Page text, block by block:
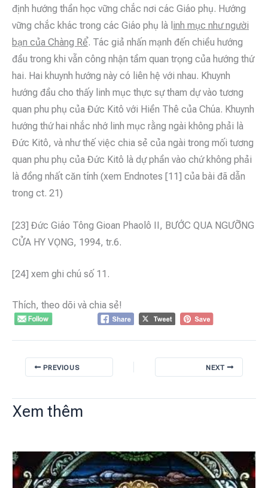
định hướng thần học vững chắc nơi các Giáo phụ. Hướng
vững chắc khác trong các Giáo phụ là l inh mục như người
bạn của Chàng Rể. Tác giả nhấn mạnh đến chiều hướng
đầu trong khi vẫn công nhận tầm quan trọng của hướng thứ
hai. Hai khuynh hướng này có liên hệ với nhau. Khuynh
hướng đầu cho thấy linh mục thực sự tham dự vào tương
quan phu phụ của Đức Kitô với Hiền Thê của Chúa. Khuynh
hướng thứ hai nhắc nhớ linh mục rằng ngài không phải là
Đức Kitô, và như thế việc chia sẻ của ngài trong mối tương
quan phu phụ của Đức Kitô là dự phần vào chứ không phải
là đồng nhất căn tính (xem Endnotes [11] của bài đã dẫn
trong ct. 21)
[23] Đức Giáo Tông Gioan Phaolô II, BƯỚC QUA NGƯỠNG
CỬA HY VỌNG, 1994, tr.6.
[24] xem ghi chú số 11.
Thích, theo dõi và chia sẻ!
PREVIOUS NEXT
Xem thêm